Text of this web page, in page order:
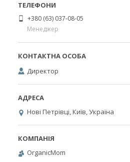
+380 (63) 037-08-05
Менеджер
Директор
Нові Петрівці, Київ, Україна
OrganicMom